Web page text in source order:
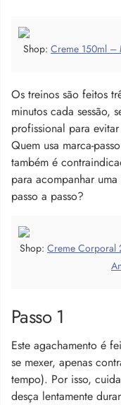
Shop: Creme 150ml –
Os treinos são feitos
minutos cada sessão,
profissional para
Quem usa marca-
também é
para acompanhar
passo a passo?
Shop: Creme Corporal
Passo 1
Este agachamento é
se mexer, apenas
tempo). Por isso,
desça lentamente